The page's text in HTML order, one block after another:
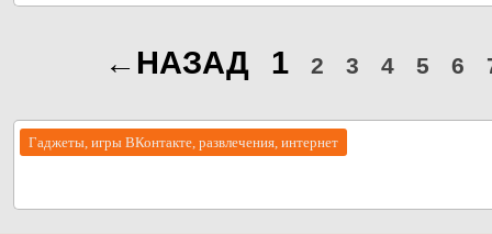
←НАЗАД 1 2 3 4 5 6
Гаджеты, игры ВКонтакте, развлечения, интернет